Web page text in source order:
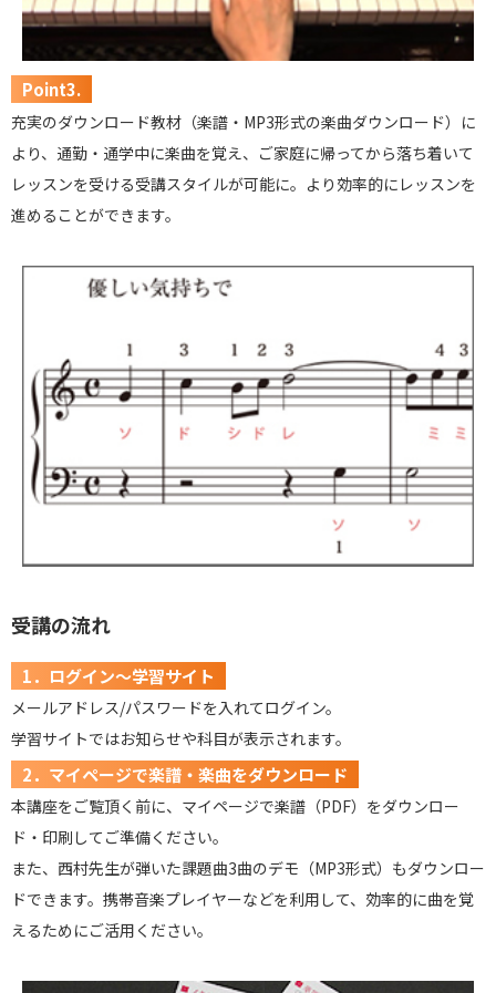
Point3.
充実のダウンロード教材（楽譜・MP3形式の楽曲ダウンロード）に
より、通勤・通学中に楽曲を覚え、ご家庭に帰ってから落ち着いて
レッスンを受ける受講スタイルが可能に。より効率的にレッスンを
進めることができます。
受講の流れ
1．ログイン～学習サイト
メールアドレス/パスワードを入れてログイン。
学習サイトではお知らせや科目が表示されます。
2．マイページで楽譜・楽曲をダウンロード
本講座をご覧頂く前に、マイページで楽譜（PDF）をダウンロー
ド・印刷してご準備ください。
また、西村先生が弾いた課題曲3曲のデモ（MP3形式）もダウンロー
ドできます。携帯音楽プレイヤーなどを利用して、効率的に曲を覚
えるためにご活用ください。